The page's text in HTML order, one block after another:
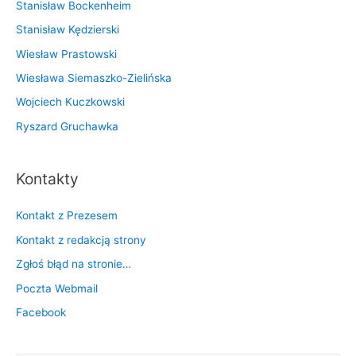
Stanisław Bockenheim
Stanisław Kędzierski
Wiesław Prastowski
Wiesława Siemaszko-Zielińska
Wojciech Kuczkowski
Ryszard Gruchawka
Kontakty
Kontakt z Prezesem
Kontakt z redakcją strony
Zgłoś błąd na stronie…
Poczta Webmail
Facebook